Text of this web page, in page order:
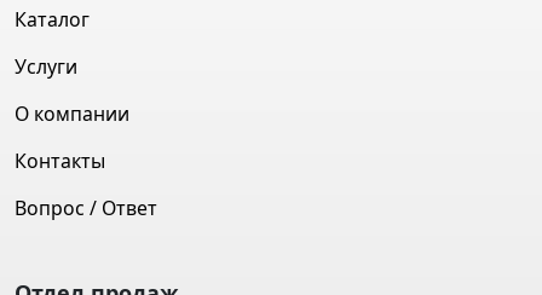
Каталог
Услуги
О компании
Контакты
Вопрос / Ответ